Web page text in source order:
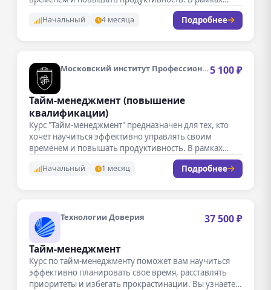
Начальный 4 месяца Подробнее
Московский институт Профессионального образования5 100 ₽
Тайм-менеджмент (повышение
квалификации)
Курс "Тайм-менеджмент" предназначен для тех, кто
хочет научиться эффективно управлять своим
временем и повышать продуктивность. В рамках
Начальный 1 месяц Подробнее
Технологии Доверия 37 500 ₽
Тайм-менеджмент
Курс по тайм-менеджменту поможет вам научиться
эффективно планировать свое время, расставлять
приоритеты и избегать прокрастинации. Вы узнаете